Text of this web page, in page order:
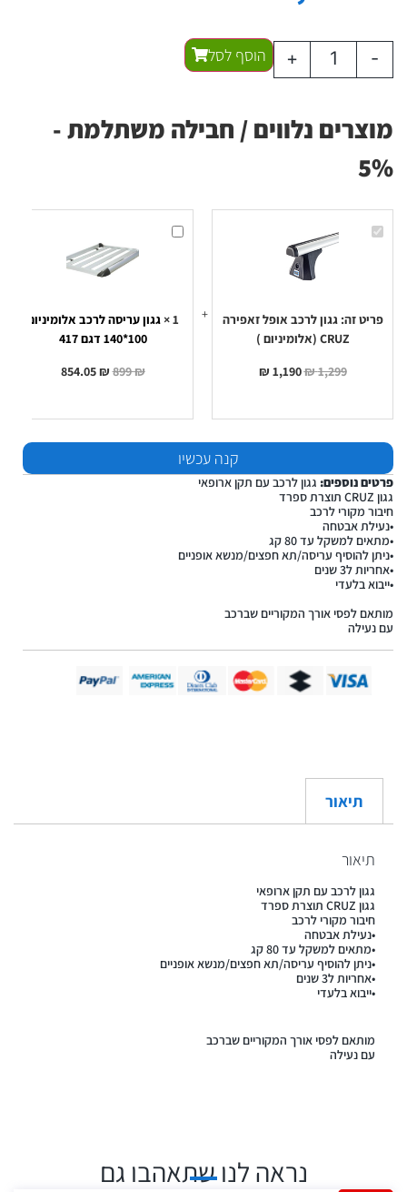
-
+ הוסף לסל
מוצרים נלווים / חבילה משתלמת -
5%
גגון
לרכב
פריט זה: גגון לרכב אופל זאפירה
CRUZ (אלומיניום )
1,299
₪
1,190
₪
גגון
עריסה
1
×גגון עריסה לרכב אלומיניום
100*140 דגם 417
899₪
854.05₪
קנה עכשיו
פרטים נוספים: גגון לרכב עם תקן ארופאי
גגון CRUZ תוצרת ספרד
חיבור מקורי לרכב
•נעילת אבטחה
•מתאים למשקל עד 80 קג
•ניתן להוסיף עריסה/תא חפצים/מנשא אופניים
•אחריות ל3 שנים
•ייבוא בלעדי
מותאם לפסי אורך המקוריים שברכב
עם נעילה
תיאור
תיאור
גגון לרכב עם תקן ארופאי
גגון CRUZ תוצרת ספרד
חיבור מקורי לרכב
•נעילת אבטחה
•מתאים למשקל עד 80 קג
•ניתן להוסיף עריסה/תא חפצים/מנשא אופניים
•אחריות ל3 שנים
•ייבוא בלעדי
מותאם לפסי אורך המקוריים שברכב
עם נעילה
נראה לנו שתאהבו גם